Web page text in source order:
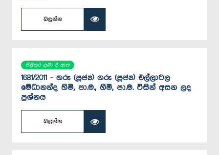
බලන්න
පිළිතුර ලබා දී ඇත
1681/2011 - ගරු (පූජ්‍ය) ගරු (පූජ්‍ය) එල්ලාවල
මේධානන්ද හිමි, පා.ම., හිමි, පා.ම. විසින් අසන ලද
ප්‍රශ්නය
බලන්න